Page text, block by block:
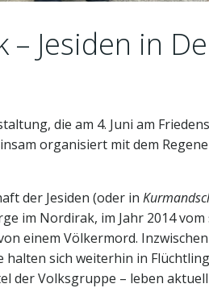
– Jesiden in
die am 4. Juni am
organisiert mit dem
der Jesiden (oder in
im Nordirak, im Jahr 2014
einem Völkermord.
sich weiterhin in
der Volksgruppe – leben